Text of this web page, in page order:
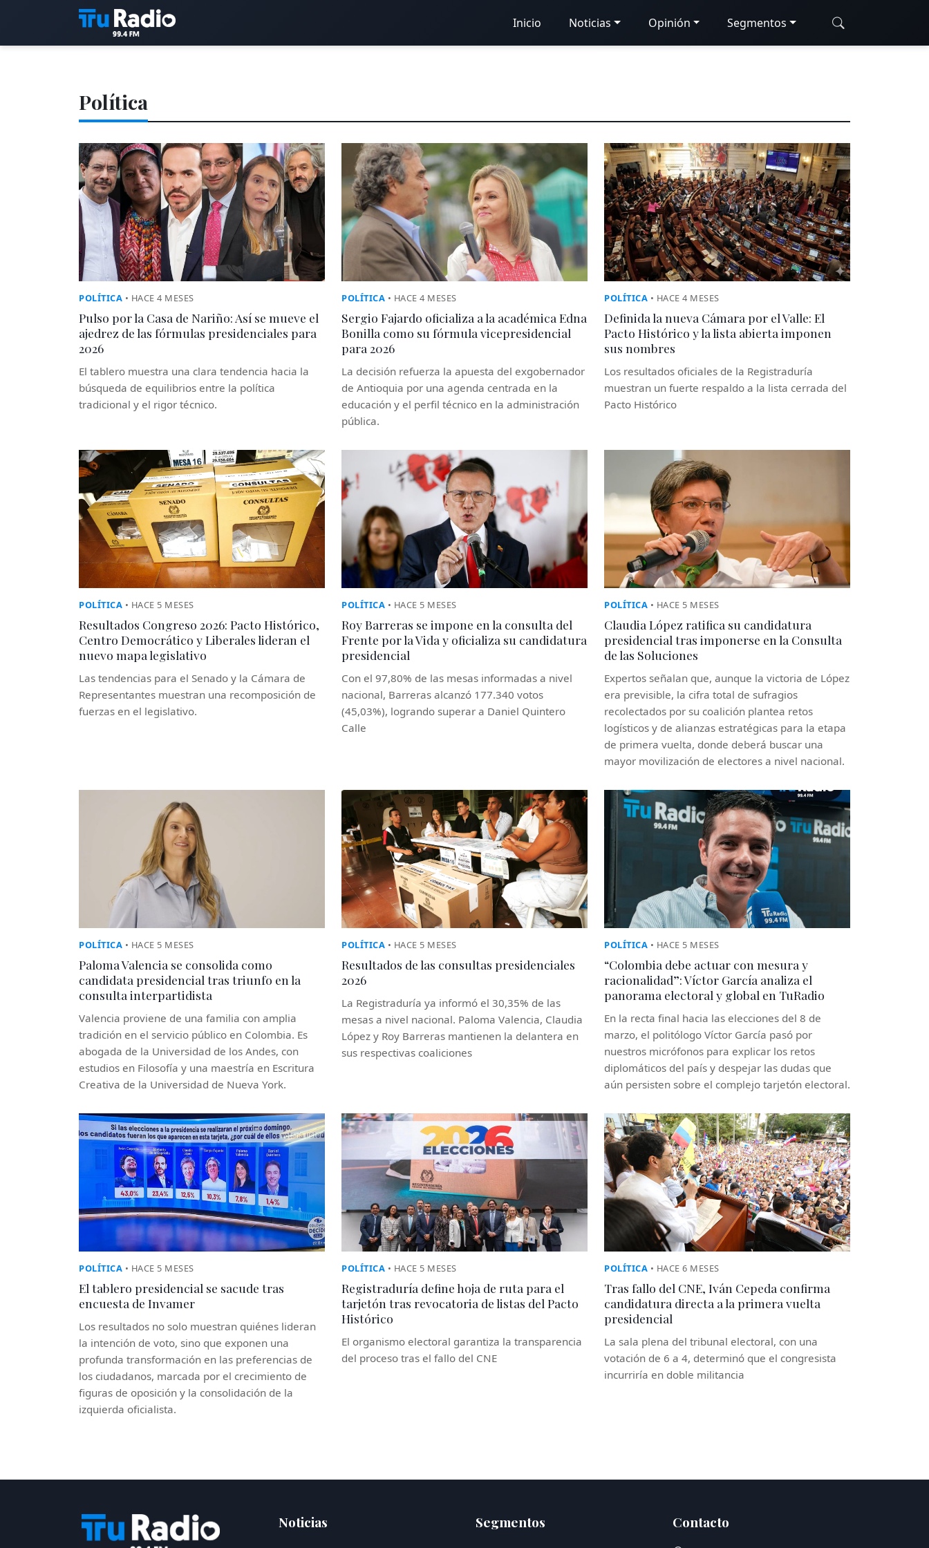
Inicio Noticias Opinión Segmentos
Política
POLÍTICA • HACE 4 MESES
Pulso por la Casa de Nariño: Así se mueve el
ajedrez de las fórmulas presidenciales para
2026
El tablero muestra una clara tendencia hacia la
búsqueda de equilibrios entre la política
tradicional y el rigor técnico.
POLÍTICA • HACE 4 MESES
Sergio Fajardo oficializa a la académica Edna
Bonilla como su fórmula vicepresidencial
para 2026
La decisión refuerza la apuesta del exgobernador
de Antioquia por una agenda centrada en la
educación y el perfil técnico en la administración
pública.
POLÍTICA • HACE 4 MESES
Definida la nueva Cámara por el Valle: El
Pacto Histórico y la lista abierta imponen
sus nombres
Los resultados oficiales de la Registraduría
muestran un fuerte respaldo a la lista cerrada del
Pacto Histórico
POLÍTICA • HACE 5 MESES
Resultados Congreso 2026: Pacto Histórico,
Centro Democrático y Liberales lideran el
nuevo mapa legislativo
Las tendencias para el Senado y la Cámara de
Representantes muestran una recomposición de
fuerzas en el legislativo.
POLÍTICA • HACE 5 MESES
Roy Barreras se impone en la consulta del
Frente por la Vida y oficializa su candidatura
presidencial
Con el 97,80% de las mesas informadas a nivel
nacional, Barreras alcanzó 177.340 votos
(45,03%), logrando superar a Daniel Quintero
Calle
POLÍTICA • HACE 5 MESES
Claudia López ratifica su candidatura
presidencial tras imponerse en la Consulta
de las Soluciones
Expertos señalan que, aunque la victoria de López
era previsible, la cifra total de sufragios
recolectados por su coalición plantea retos
logísticos y de alianzas estratégicas para la etapa
de primera vuelta, donde deberá buscar una
mayor movilización de electores a nivel nacional.
POLÍTICA • HACE 5 MESES
Paloma Valencia se consolida como
candidata presidencial tras triunfo en la
consulta interpartidista
Valencia proviene de una familia con amplia
tradición en el servicio público en Colombia. Es
abogada de la Universidad de los Andes, con
estudios en Filosofía y una maestría en Escritura
Creativa de la Universidad de Nueva York.
POLÍTICA • HACE 5 MESES
Resultados de las consultas presidenciales
2026
La Registraduría ya informó el 30,35% de las
mesas a nivel nacional. Paloma Valencia, Claudia
López y Roy Barreras mantienen la delantera en
sus respectivas coaliciones
POLÍTICA • HACE 5 MESES
“Colombia debe actuar con mesura y
racionalidad”: Víctor García analiza el
panorama electoral y global en TuRadio
En la recta final hacia las elecciones del 8 de
marzo, el politólogo Víctor García pasó por
nuestros micrófonos para explicar los retos
diplomáticos del país y despejar las dudas que
aún persisten sobre el complejo tarjetón electoral.
POLÍTICA • HACE 5 MESES
El tablero presidencial se sacude tras
encuesta de Invamer
Los resultados no solo muestran quiénes lideran
la intención de voto, sino que exponen una
profunda transformación en las preferencias de
los ciudadanos, marcada por el crecimiento de
figuras de oposición y la consolidación de la
izquierda oficialista.
POLÍTICA • HACE 5 MESES
Registraduría define hoja de ruta para el
tarjetón tras revocatoria de listas del Pacto
Histórico
El organismo electoral garantiza la transparencia
del proceso tras el fallo del CNE
POLÍTICA • HACE 6 MESES
Tras fallo del CNE, Iván Cepeda confirma
candidatura directa a la primera vuelta
presidencial
La sala plena del tribunal electoral, con una
votación de 6 a 4, determinó que el congresista
incurriría en doble militancia
Noticias Segmentos Contacto